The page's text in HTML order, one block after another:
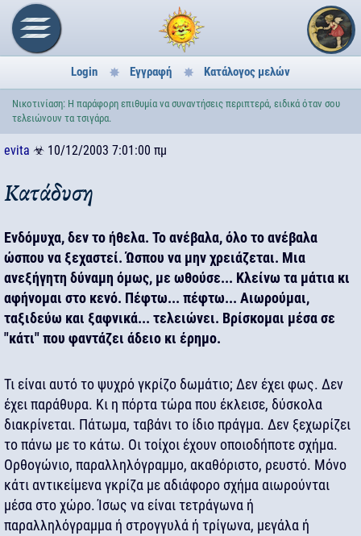
Login Εγγραφή Κατάλογος μελών
Νικοτινίαση: Η παράφορη επιθυμία να συναντήσεις περιπτερά, ειδικά όταν σου
τελειώνουν τα τσιγάρα.
evita ☣ 10/12/2003 7:01:00 πμ
Κατάδυση
Ενδόμυχα, δεν το ήθελα. Το ανέβαλα, όλο το ανέβαλα
ώσπου να ξεχαστεί. Ώσπου να μην χρειάζεται. Μια
ανεξήγητη δύναμη όμως, με ωθούσε... Κλείνω τα μάτια κι
αφήνομαι στο κενό. Πέφτω... πέφτω... Αιωρούμαι,
ταξιδεύω και ξαφνικά... τελειώνει. Βρίσκομαι μέσα σε
"κάτι" που φαντάζει άδειο κι έρημο.
Τι είναι αυτό το ψυχρό γκρίζο δωμάτιο; Δεν έχει φως. Δεν
έχει παράθυρα. Κι η πόρτα τώρα που έκλεισε, δύσκολα
διακρίνεται. Πάτωμα, ταβάνι το ίδιο πράγμα. Δεν ξεχωρίζει
το πάνω με το κάτω. Οι τοίχοι έχουν οποιοδήποτε σχήμα.
Ορθογώνιο, παραλληλόγραμμο, ακαθόριστο, ρευστό. Μόνο
κάτι αντικείμενα γκρίζα με αδιάφορο σχήμα αιωρούνται
μέσα στο χώρο. Ίσως να είναι τετράγωνα ή
παραλληλόγραμμα ή στρογγυλά ή τρίγωνα, μεγάλα ή